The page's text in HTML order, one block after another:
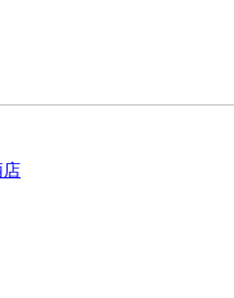
店